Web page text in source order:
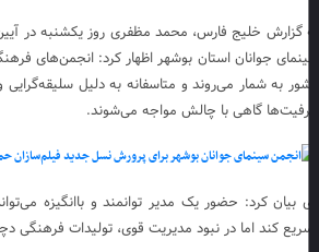
گزارش خلیج فارس، محمد مظفری روز یکشنبه در آیین
جوانان استان بوشهر اظهار کرد: انجمن‌های
به شمار می‌روند و متاسفانه به دلیل سلیقه‌گرایی و
گاهی با چالش مواجه می‌شوند.
بیان کرد: حضور یک مدیر توانمند و باانگیزه
کند اما در نبود مدیریت قوی، تولیدات فرهنگی